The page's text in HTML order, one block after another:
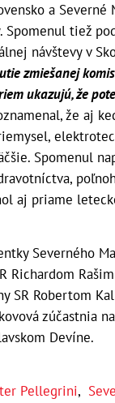
a
Spomenul tiež
návštevy v
zmiešanej
ukazujú, že
že aj
Spomenul
aj priame
Severného
Richardom
SR Robertom
zúčastnia
Devíne.
Pellegrini,